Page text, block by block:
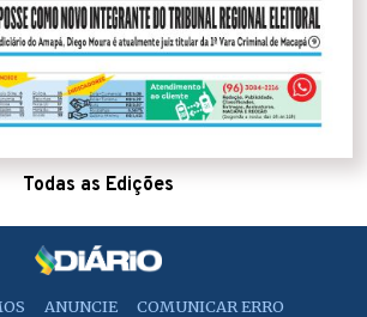
Todas as Edições
ANUNCIE COMUNICAR ERRO